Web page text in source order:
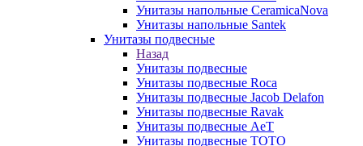
Унитазы напольные CeramicaNova
Унитазы напольные Santek
Унитазы подвесные
Назад
Унитазы подвесные
Унитазы подвесные Roca
Унитазы подвесные Jacob Delafon
Унитазы подвесные Ravak
Унитазы подвесные AeT
Унитазы подвесные TOTO